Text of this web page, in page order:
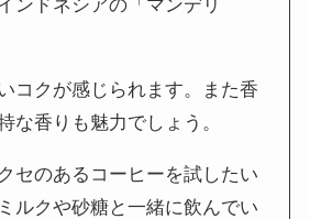
ンドネシアの「マンデリ
コクが感じられます。また香
な香りも魅力でしょう。
セのあるコーヒーを試したい
ルクや砂糖と一緒に飲んでい